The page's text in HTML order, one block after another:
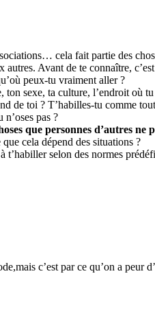
cela fait partie des
Avant de te connaître,
peux-tu vraiment aller ?
ton sexe, ta culture, l’endroit où
de toi ? T’habilles-tu comme
pas ?
que personnes d’autres ne
cela dépend des situations ?
t’habiller selon des normes
c’est par ce qu’on a peur